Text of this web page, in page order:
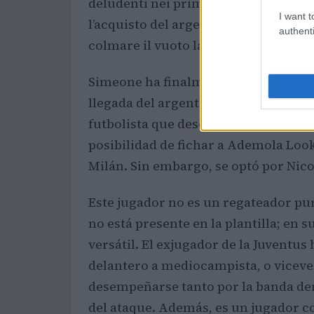
I want
l’acquisto del argentino Nico
colmare il vuoto lasciato.
Simeone ha finalmente conseguido
llegada del argentino. Lo primero
futbolista que deseaba, ya que en
posibilidad de fichar a Ademola
Milán. Sin embargo, se optó por
Este jugador no es un regateador
no está presente en la plantilla; en
versátil. El exjugador de la
delantero a mediocampista, o
desempeñarse tanto por la banda
del ataque. Además, es un jugador